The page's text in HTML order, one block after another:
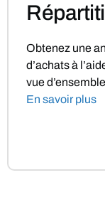
Obtenez une
d’achats à
vue
En savoir plus